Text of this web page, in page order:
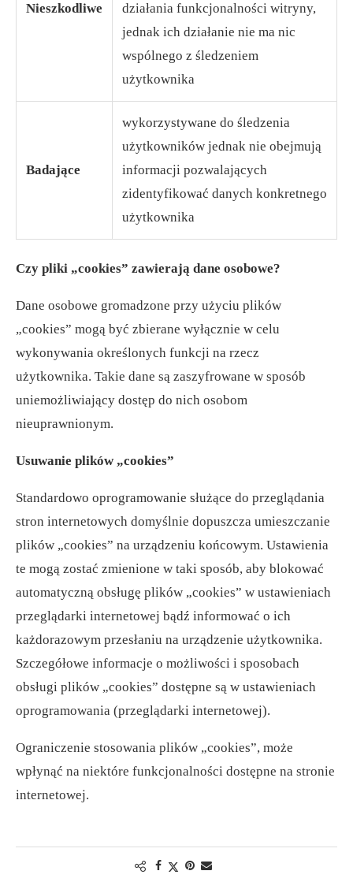
Nieszkodliwe
działania funkcjonalności witryny,
jednak ich działanie nie ma nic
wspólnego z śledzeniem
użytkownika
Badające
wykorzystywane do śledzenia
użytkowników jednak nie obejmują
informacji pozwalających
zidentyfikować danych konkretnego
użytkownika
Czy pliki „cookies” zawierają dane osobowe?
Dane osobowe gromadzone przy użyciu plików
„cookies” mogą być zbierane wyłącznie w celu
wykonywania określonych funkcji na rzecz
użytkownika. Takie dane są zaszyfrowane w sposób
uniemożliwiający dostęp do nich osobom
nieuprawnionym.
Usuwanie plików „cookies”
Standardowo oprogramowanie służące do przeglądania
stron internetowych domyślnie dopuszcza umieszczanie
plików „cookies” na urządzeniu końcowym. Ustawienia
te mogą zostać zmienione w taki sposób, aby blokować
automatyczną obsługę plików „cookies” w ustawieniach
przeglądarki internetowej bądź informować o ich
każdorazowym przesłaniu na urządzenie użytkownika.
Szczegółowe informacje o możliwości i sposobach
obsługi plików „cookies” dostępne są w ustawieniach
oprogramowania (przeglądarki internetowej).
Ograniczenie stosowania plików „cookies”, może
wpłynąć na niektóre funkcjonalności dostępne na stronie
internetowej.